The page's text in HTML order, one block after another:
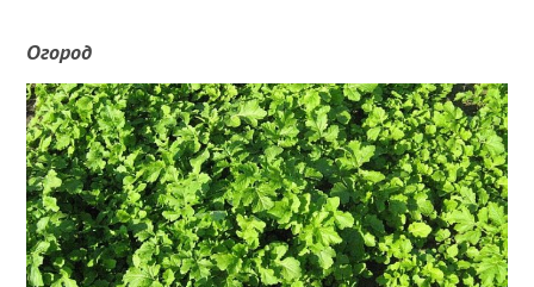
Огород